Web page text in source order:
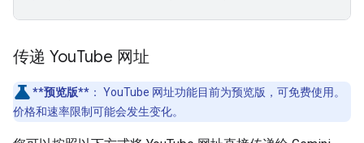
传递 YouTube 网址
**预览版** ： YouTube 网址功能目前为预览版，可免费使用。
价格和速率限制可能会发生变化。